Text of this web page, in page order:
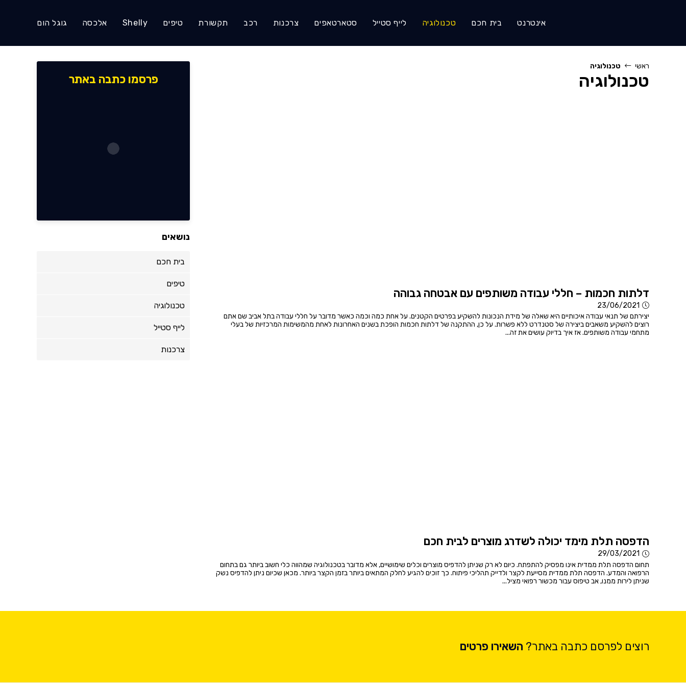
אינטרנט בית חכם טכנולוגיה לייף סטייל סטארטאפים צרכנות רכב תקשורת טיפים Shelly אלכסה גוגל הום
ראשי טכנולוגיה
טכנולוגיה
דלתות חכמות – חללי עבודה משותפים עם אבטחה גבוהה
23/06/2021
יצירתם של תנאי עבודה איכותיים היא שאלה של מידת הנכונות להשקיע בפרטים הקטנים. על אחת כמה וכמה כאשר מדובר על חללי עבודה בתל אביב שם אתם
רוצים להשקיע משאבים ביצירה של סטנדרט ללא פשרות. על כן, ההתקנה של דלתות חכמות הופכת בשנים האחרונות לאחת מהמשימות המרכזיות של בעלי
מתחמי עבודה משותפים. אז איך בדיוק עושים את זה...
הדפסה תלת מימד יכולה לשדרג מוצרים לבית חכם
29/03/2021
תחום הדפסה תלת ממדית אינו מפסיק להתפתח. כיום לא רק שניתן להדפיס מוצרים וכלים שימושיים, אלא מדובר בטכנולוגיה שמהווה כלי חשוב ביותר גם בתחום
הרפואה והמדע. הדפסה תלת ממדית מסייעת לקצר ולדייק תהליכי פיתוח. כך זוכים להגיע לחלק המתאים ביותר בזמן הקצר ביותר. מכאן שכיום ניתן להדפיס נשק
שניתן לירות ממנו, אב טיפוס עבור מכשור רפואי מציל...
פרסמו כתבה באתר
נושאים
בית חכם
טיפים
טכנולוגיה
לייף סטייל
צרכנות
רוצים לפרסם כתבה באתר? השאירו פרטים